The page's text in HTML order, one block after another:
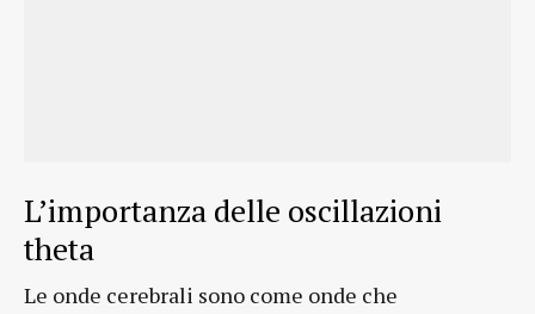
L’importanza delle oscillazioni
theta
Le onde cerebrali sono come onde che